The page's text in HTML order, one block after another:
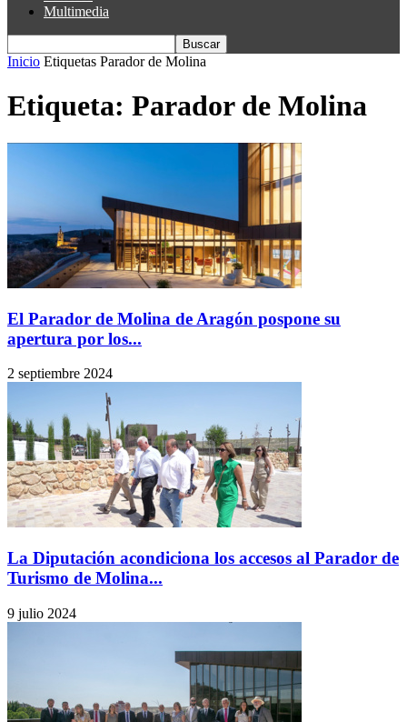
Multimedia
Inicio Etiquetas Parador de Molina
Etiqueta: Parador de Molina
El Parador de Molina de Aragón pospone su
apertura por los...
2 septiembre 2024
La Diputación acondiciona los accesos al Parador de
Turismo de Molina...
9 julio 2024